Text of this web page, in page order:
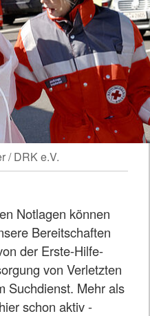
/ DRK e.V.
Notlagen können
Bereitschaften
der Erste-Hilfe-
von Verletzten
Suchdienst. Mehr als
schon aktiv -